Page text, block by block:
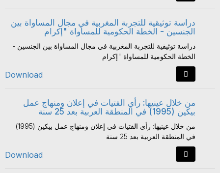
دراسة توثيقية للتجربة المغربية في مجال المساواة بين
الجنسين - الخطة الحكومية للمساواة "إكرام
دراسة توثيقية للتجربة المغربية في مجال المساواة بين الجنسين -
الخطة الحكومية للمساواة "إكرام
Download
من خلال عينيها: رأي الفتيات في إعلان ومنهاج عمل
بيكين (1995) في المنطقة العربية بعد 25 سنة
من خلال عينيها: رأي الفتيات في إعلان ومنهاج عمل بيكين (1995)
في المنطقة العربية بعد 25 سنة
Download